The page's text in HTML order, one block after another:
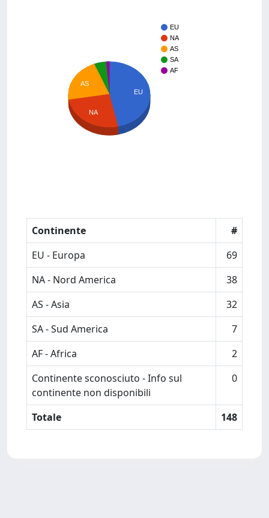
EU
NA
AS
SA
AF
EU
AS
NA
Continente
#
EU - Europa
69
NA - Nord America
38
AS - Asia
32
SA - Sud America
7
AF - Africa
2
Continente sconosciuto - Info sul
continente non disponibili
0
Totale 148